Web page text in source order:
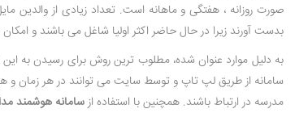
صورت روزانه ، هفتگی و ماهانه است. تعداد زیادی از والدین
بدست آورند زیرا در حال حاضر اکثر اولیا شاغل می باشند و
به دلیل موارد عنوان شده، مطلوب ترین روش برای رسیدن به این
سامانه از طریق لپ تاپ و توسط سایت می توانند در هر زمان و هر
مدرسه در ارتباط باشند. همچنین با استفاده ازسامانه هوشمند